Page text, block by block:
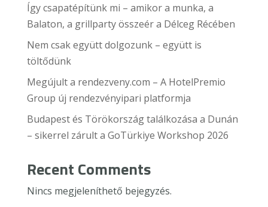
Így csapatépítünk mi – amikor a munka, a
Balaton, a grillparty összeér a Délceg Récében
Nem csak együtt dolgozunk – együtt is
töltődünk
Megújult a rendezveny.com – A HotelPremio
Group új rendezvényipari platformja
Budapest és Törökország találkozása a Dunán
– sikerrel zárult a GoTürkiye Workshop 2026
Recent Comments
Nincs megjeleníthető bejegyzés.